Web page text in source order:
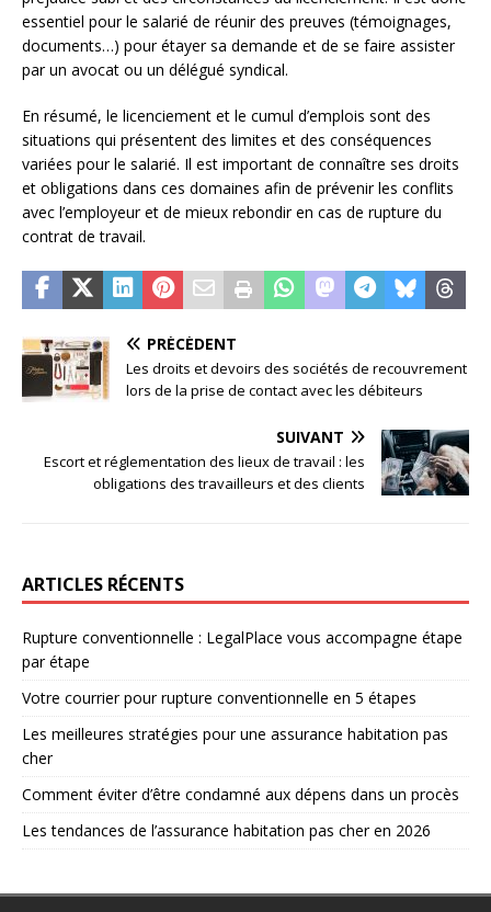
essentiel pour le salarié de réunir des preuves (témoignages,
documents…) pour étayer sa demande et de se faire assister
par un avocat ou un délégué syndical.
En résumé, le licenciement et le cumul d’emplois sont des
situations qui présentent des limites et des conséquences
variées pour le salarié. Il est important de connaître ses droits
et obligations dans ces domaines afin de prévenir les conflits
avec l’employeur et de mieux rebondir en cas de rupture du
contrat de travail.
PRÉCÉDENT
Les droits et devoirs des sociétés de recouvrement
lors de la prise de contact avec les débiteurs
SUIVANT
Escort et réglementation des lieux de travail : les
obligations des travailleurs et des clients
ARTICLES RÉCENTS
Rupture conventionnelle : LegalPlace vous accompagne étape
par étape
Votre courrier pour rupture conventionnelle en 5 étapes
Les meilleures stratégies pour une assurance habitation pas
cher
Comment éviter d’être condamné aux dépens dans un procès
Les tendances de l’assurance habitation pas cher en 2026